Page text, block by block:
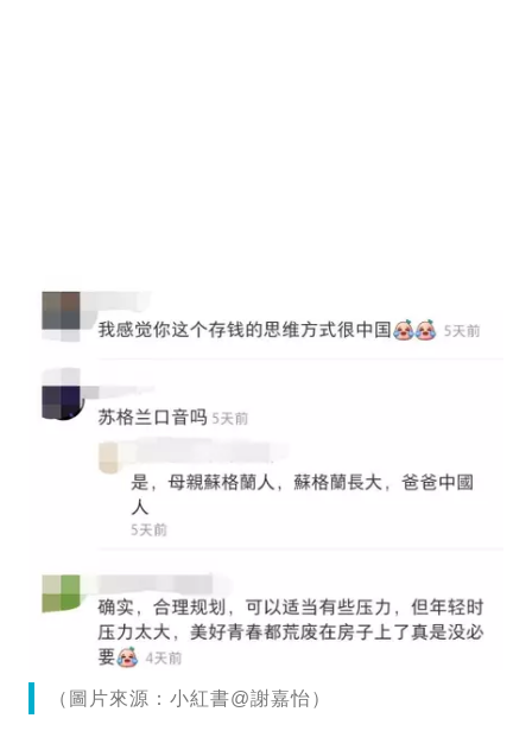
（圖片來源：小紅書@謝嘉怡）